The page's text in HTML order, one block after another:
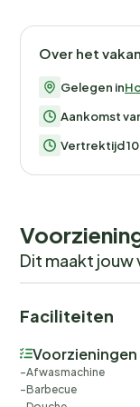
Over het
Gelegen in
Aankomst
Vertrektijd
Dit maakt
Faciliteiten
Voorzieningen
Afwasmachine
Barbecue